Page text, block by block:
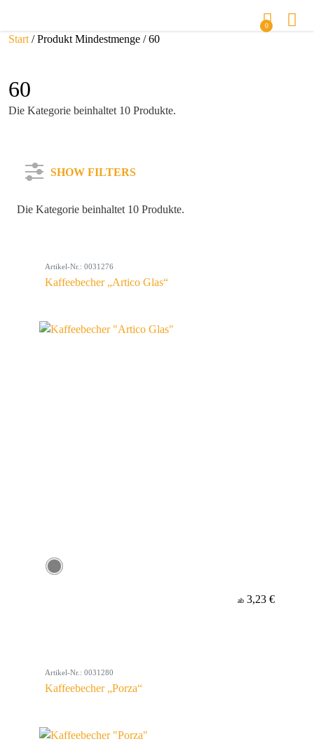
0
Start / Produkt Mindestmenge / 60
60
Die Kategorie beinhaltet 10 Produkte.
SHOW FILTERS
Farbe
Die Kategorie beinhaltet 10 Produkte.
Artikel-Nr.: 0031276
Kaffeebecher „Artico Glas“
ab 3,23 €
Artikel-Nr.: 0031280
Kaffeebecher „Porza“